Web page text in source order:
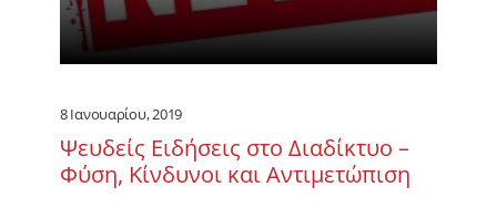
8 Ιανουαρίου, 2019
Ψευδείς Ειδήσεις στο Διαδίκτυο –
Φύση, Κίνδυνοι και Αντιμετώπιση